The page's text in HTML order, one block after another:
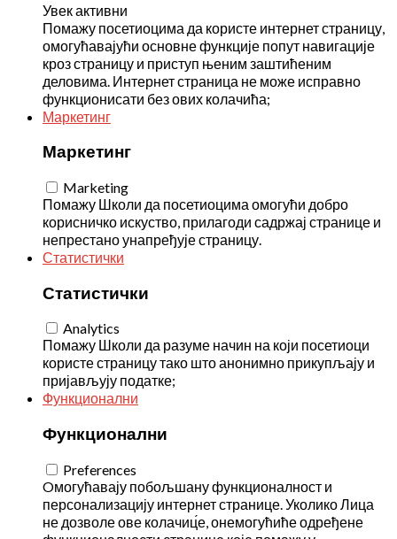
Увек активни
Помажу посетиоцима да користе интернет страницу,
омогућавајући основне функције попут навигације
кроз страницу и приступ њеним заштићеним
деловима. Интернет страница не може исправно
функционисати без ових колачића;
Маркетинг
Маркетинг
Marketing
Помажу Школи да посетиоцима омогући добро
корисничко искуство, прилагоди садржај странице и
непрестано унапређује страницу.
Статистички
Статистички
Analytics
Помажу Школи да разуме начин на који посетиоци
користе страницу тако што анонимно прикупљају и
пријављују податке;
Функционални
Функционални
Preferences
Oмогућавају побољшану функционалност и
персонализацију интернет странице. Уколико Лица
не дозволе ове колачиц́е, онемогућиће одређене